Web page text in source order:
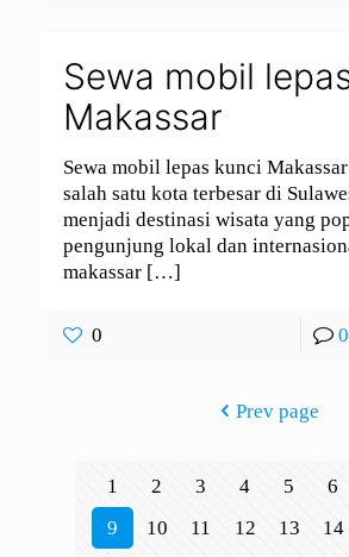
Sewa mobil
Makassar
Sewa mobil lepas kunci
salah satu kota terbesar di
menjadi destinasi wisata yang
pengunjung lokal dan
makassar […]
0 0
Prev page
1 2 3 4 5 6
9
10 11 12 13 14